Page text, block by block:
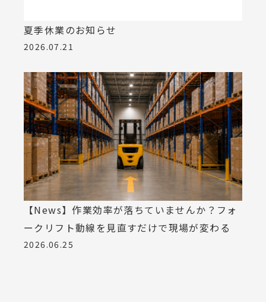
夏季休業のお知らせ
2026.07.21
【News】作業効率が落ちていませんか？フォ
ークリフト動線を見直すだけで現場が変わる
2026.06.25